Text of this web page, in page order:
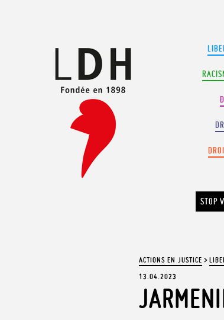
STOP
ACTIONS EN JUSTICE >
13.04.2023